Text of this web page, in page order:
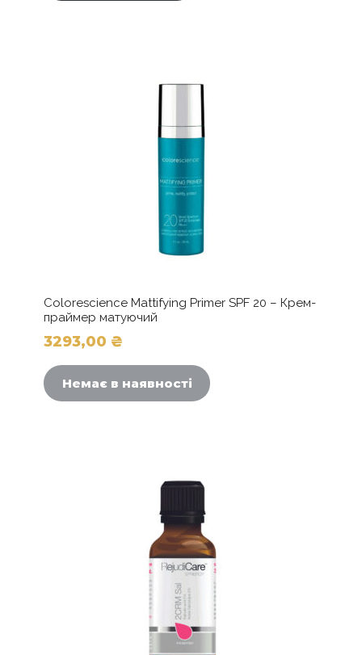
Colorescience Mattifying Primer SPF 20 – Крем-
праймер матуючий
3293,00 ₴
Немає в наявності